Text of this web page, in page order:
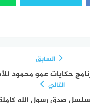
السابق
حكايات عمو محمود
التالي